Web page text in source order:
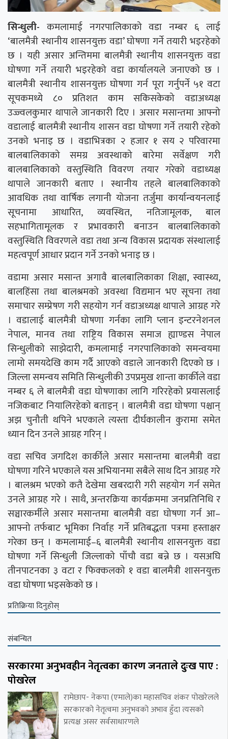
सिन्धुली- कमलामाई नगरपालिकाको वडा नम्बर ६ लाई
‘बालमैत्री स्थानीय शासनयुक्त वडा’ घोषणा गर्ने तयारी भइरहेको
छ । यही असार अन्तिममा बालमैत्री स्थानीय शासनयुक्त वडा
घोषणा गर्ने तयारी भइरहेको वडा कार्यालयले जनाएको छ ।
बालमैत्री स्थानीय शासनयुक्त घोषणा गर्न पूरा गर्नुपर्ने ५१ वटा
सूचकमध्ये ८० प्रतिशत काम सकिसकेको वडाअध्यक्ष
उज्ज्वलकुमार थापाले जानकारी दिए । असार मसान्तमा आफ्नो
वडालाई बालमैत्री स्थानीय शासन वडा घोषणा गर्ने तयारी रहेको
उनको भनाइ छ । वडाभित्रका २ हजार १ सय २ परिवारमा
बालबालिकाको समग्र अवस्थाको बारेमा सर्वेक्षण गरी
बालबालिकाको वस्तुस्थिति विवरण तयार गरेको वडाध्यक्ष
थापाले जानकारी बताए । स्थानीय तहले बालबालिकाको
आवधिक तथा वार्षिक लगानी योजना तर्जुमा कार्यान्वयनलाई
सूचनामा आधारित, व्यवस्थित, नतिजामूलक, बाल
सहभागितामूलक र प्रभावकारी बनाउन बालबालिकाको
वस्तुस्थिति विवरणले वडा तथा अन्य विकास प्रदायक संस्थालाई
महत्वपूर्ण आधार प्रदान गर्ने उनको भनाइ छ ।
वडामा असार मसान्त अगावै बालबालिकाका शिक्षा, स्वास्थ्य,
बालहिंसा तथा बालश्रमको अवस्था विद्यमान भए सूचना तथा
समाचार सम्प्रेषण गरी सहयोग गर्न वडाअध्यक्ष थापाले आग्रह गरे
। वडालाई बालमैत्री घोषणा गर्नका लागि प्लान इन्टरनेशनल
नेपाल, मानव तथा राष्ट्रिय विकास समाज ह्याण्डस नेपाल
सिन्धुलीको साझेदारी, कमलामाई नगरपालिकाको समन्वयमा
लामो समयदेखि काम गर्दै आएको वडाले जानकारी दिएको छ ।
जिल्ला समन्वय समिति सिन्धुलीकी उपप्रमुख शान्ता कार्कीले वडा
नम्बर ६ ले बालमैत्री वडा घोषणाका लागि गरिरहेको प्रयासलाई
नजिकबाट नियालिरहेको बताइन् । बालमैत्री वडा घोषणा पश्चान्
अझ चुनौती थपिने भएकाले त्यस्ता दीर्घकालीन कुरामा समेत
ध्यान दिन उनले आग्रह गरिन् ।
वडा सचिव जगदिश कार्कीले असार मसान्तमा बालमैत्री वडा
घोषणा गरिने भएकाले यस अभियानमा सबैले साथ दिन आग्रह गरे
। बालश्रम भएको कतै देखेमा खबरदारी गरी सहयोग गर्न समेत
उनले आग्रह गरे । साथै, अन्तरक्रिया कार्यक्रममा जनप्रतिनिधि र
सञ्चारकर्मीले असार मसान्तमा बालमैत्री वडा घोषणा गर्न आ–
आफ्नो तर्फबाट भूमिका निर्वाह गर्ने प्रतिबद्धता पत्रमा हस्ताक्षर
गरेका छन् । कमलामाई–६ बालमैत्री स्थानीय शासनयुक्त वडा
घोषणा गर्ने सिन्धुली जिल्लाको पाँचौ वडा बन्ने छ । यसअघि
तीनपाटनका ३ वटा र फिक्कलको १ वडा बालमैत्री शासनयुक्त
वडा घोषणा भइसकेको छ ।
प्रतिक्रिया दिनुहोस्
संबन्धित
सरकारमा अनुभवहीन नेतृत्वका कारण जनताले दुःख पाए :
पोखरेल
रामेछाप- नेकपा (एमाले)का महासचिव शंकर पोखरेलले
सरकारको नेतृत्वमा अनुभवको अभाव हुँदा त्यसको
प्रत्यक्ष असर सर्वसाधारणले